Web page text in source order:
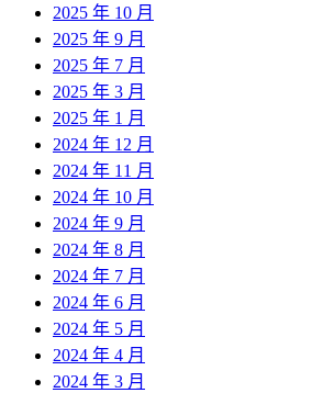
2025 年 10 月
2025 年 9 月
2025 年 7 月
2025 年 3 月
2025 年 1 月
2024 年 12 月
2024 年 11 月
2024 年 10 月
2024 年 9 月
2024 年 8 月
2024 年 7 月
2024 年 6 月
2024 年 5 月
2024 年 4 月
2024 年 3 月